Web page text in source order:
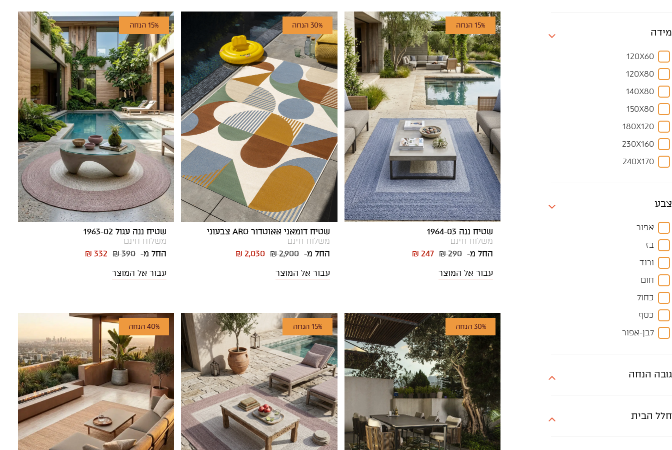
מידה
120X60
120X80
140X80
150X80
180X120
230X160
240X170
400X300
קוטר 100
קוטר 120
קוטר 150
קוטר 180
צבע
אפור
בז
ורוד
חום
כחול
כסף
לבן-אפור
אפור, בז'
גובה הנחה
חלל הבית
15% הנחה
שטיח ננה 1964-03
משלוח חינם
החל מ- ₪ 290
₪ 247
עבור אל המוצר
30% הנחה
שטיח דומאני אאוטדור ARO צבעוני
משלוח חינם
החל מ-₪ 2,900
₪ 2,030
עבור אל המוצר
15% הנחה
שטיח ננה עגול 1963-02
משלוח חינם
החל מ- ₪ 390
₪ 332
עבור אל המוצר
30% הנחה 15% הנחה 40% הנחה